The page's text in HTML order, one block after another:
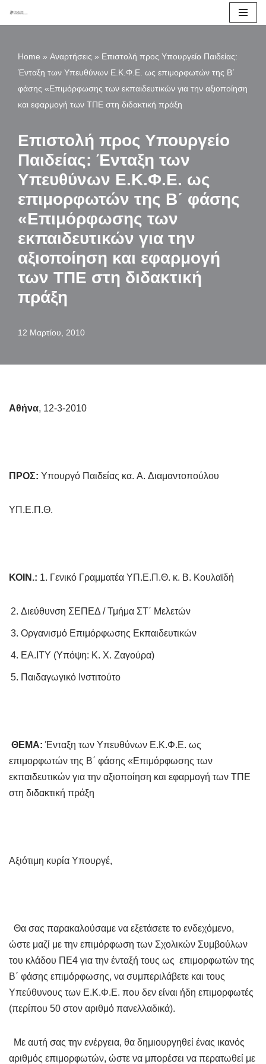
Home » Αναρτήσεις » Επιστολή προς Υπουργείο Παιδείας:
Ένταξη των Υπευθύνων Ε.Κ.Φ.Ε. ως επιμορφωτών της Β΄
φάσης «Επιμόρφωσης των εκπαιδευτικών για την αξιοποίηση
και εφαρμογή των ΤΠΕ στη διδακτική πράξη
Επιστολή προς Υπουργείο
Παιδείας: Ένταξη των
Υπευθύνων Ε.Κ.Φ.Ε. ως
επιμορφωτών της Β΄ φάσης
«Επιμόρφωσης των
εκπαιδευτικών για την
αξιοποίηση και εφαρμογή
των ΤΠΕ στη διδακτική
πράξη
12 Μαρτίου, 2010
Αθήνα, 12-3-2010
ΠΡΟΣ: Υπουργό Παιδείας κα. A. Διαμαντοπούλου
ΥΠ.Ε.Π.Θ.
ΚΟΙΝ.: 1. Γενικό Γραμματέα ΥΠ.Ε.Π.Θ. κ. Β. Κουλαϊδή
Διεύθυνση ΣΕΠΕΔ / Τμήμα ΣΤ΄ Μελετών
Οργανισμό Επιμόρφωσης Εκπαιδευτικών
ΕΑ.ΙΤΥ (Υπόψη: Κ. Χ. Ζαγούρα)
Παιδαγωγικό Ινστιτούτο
ΘΕΜΑ: Ένταξη των Υπευθύνων Ε.Κ.Φ.Ε. ως
επιμορφωτών της Β΄ φάσης «Επιμόρφωσης των
εκπαιδευτικών για την αξιοποίηση και εφαρμογή των ΤΠΕ
στη διδακτική πράξη
Αξιότιμη κυρία Υπουργέ,
Θα σας παρακαλούσαμε να εξετάσετε το ενδεχόμενο,
ώστε μαζί με την επιμόρφωση των Σχολικών Συμβούλων
του κλάδου ΠΕ4 για την ένταξή τους ως επιμορφωτών της
Β΄ φάσης επιμόρφωσης, να συμπεριλάβετε και τους
Υπεύθυνους των Ε.Κ.Φ.Ε. που δεν είναι ήδη επιμορφωτές
(περίπου 50 στον αριθμό πανελλαδικά).
Με αυτή σας την ενέργεια, θα δημιουργηθεί ένας ικανός
αριθμός επιμορφωτών, ώστε να μπορέσει να περατωθεί με